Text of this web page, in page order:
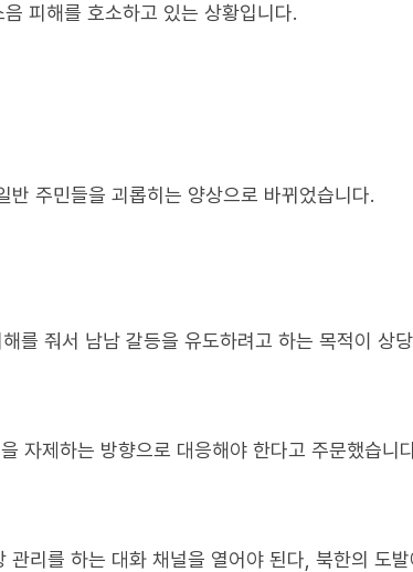
피해를 호소하고 있는 상황입니다.
주민들을 괴롭히는 양상으로 바뀌었습니다.
를 줘서 남남 갈등을 유도하려고 하는 목적이 상
자제하는 방향으로 대응해야 한다고 주문했습니
리를 하는 대화 채널을 열어야 된다, 북한의 도